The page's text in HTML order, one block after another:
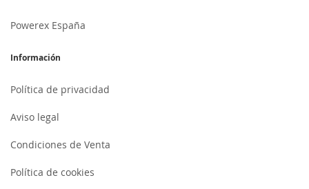
Powerex España
Información
Política de privacidad
Aviso legal
Condiciones de Venta
Política de cookies